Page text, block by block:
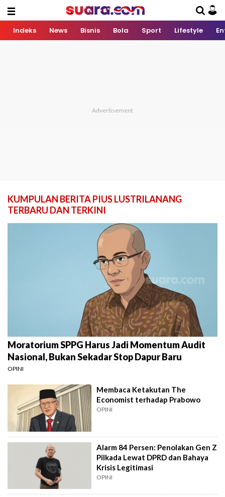
Indeks News Bisnis Bola Sport Lifestyle
KUMPULAN BERITA PIUS LUSTRILANANG
TERBARU DAN TERKINI
Moratorium SPPG Harus Jadi Momentum Audit
Nasional, Bukan Sekadar Stop Dapur Baru
OPINI
Membaca Ketakutan The
Economist terhadap Prabowo
OPINI
Alarm 84 Persen: Penolakan Gen Z
Pilkada Lewat DPRD dan Bahaya
Krisis Legitimasi
OPINI